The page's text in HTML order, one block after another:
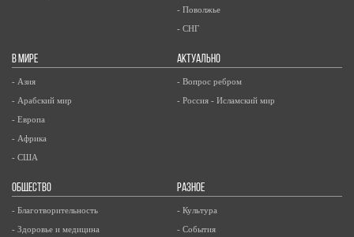
- Поволжье
- СНГ
В МИРЕ
- Азия
- Арабский мир
- Европа
- Африка
- США
АКТУАЛЬНО
- Вопрос ребром
- Россия - Исламский мир
ОБЩЕСТВО
- Благотворительность
- Здоровье и медицина
РАЗНОЕ
- Культура
- События